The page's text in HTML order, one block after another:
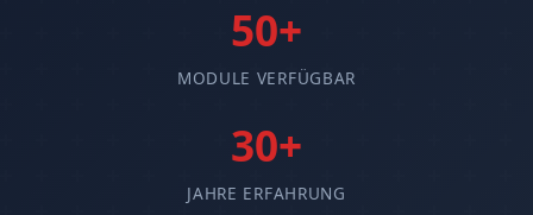
50+
MODULE VERFÜGBAR
30+
JAHRE ERFAHRUNG